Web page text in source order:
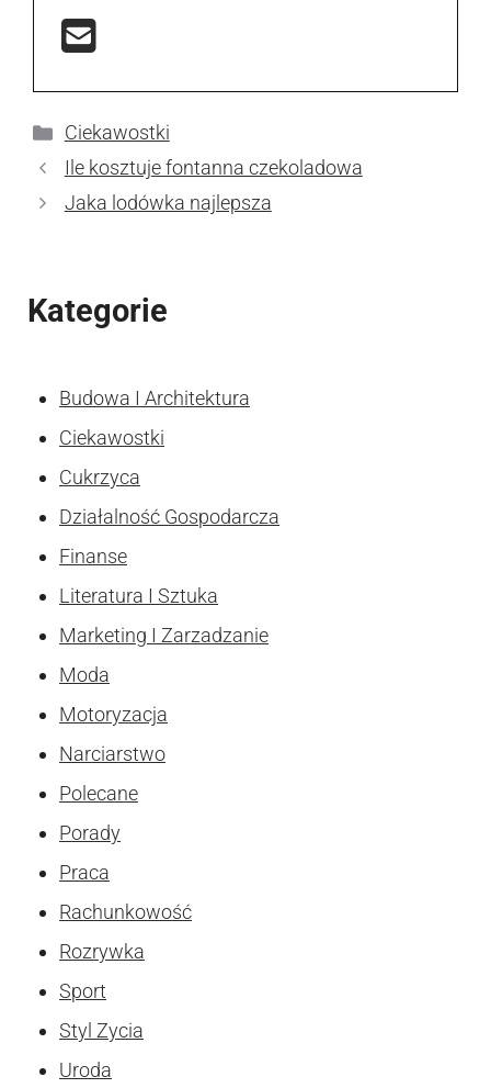
Kategorie
Ciekawostki
Ile kosztuje fontanna czekoladowa
Jaka lodówka najlepsza
Kategorie
Budowa I Architektura
Ciekawostki
Cukrzyca
Działalność Gospodarcza
Finanse
Literatura I Sztuka
Marketing I Zarzadzanie
Moda
Motoryzacja
Narciarstwo
Polecane
Porady
Praca
Rachunkowość
Rozrywka
Sport
Styl Zycia
Uroda